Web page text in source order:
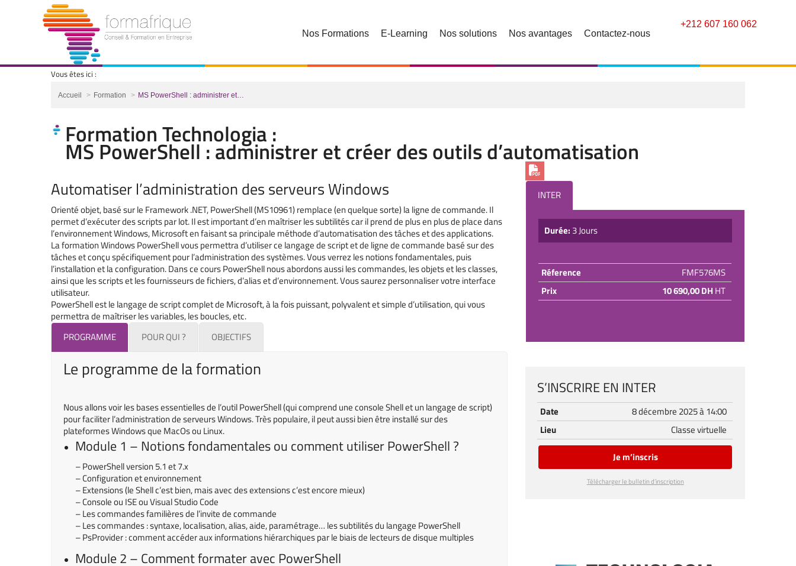
+212 607 160 062
Nos Formations
E-Learning Nos solutions Nos avantages Contactez-nous
Vous êtes ici :
Vous êtes ici :
Accueil Formation MS PowerShell : administrer et…
Formation Technologia :
MS PowerShell : administrer et créer des outils d’automatisation
Automatiser l’administration des serveurs Windows
Orienté objet, basé sur le Framework .NET, PowerShell (MS10961) remplace (en quelque sorte) la ligne de commande. Il
permet d’exécuter des scripts par lot. Il est important d’en maîtriser les subtilités car il prend de plus en plus de place dans
l’environnement Windows, Microsoft en faisant sa principale méthode d’automatisation des tâches et des applications.
La formation Windows PowerShell vous permettra d’utiliser ce langage de script et de ligne de commande basé sur des
tâches et conçu spécifiquement pour l’administration des systèmes. Vous verrez les notions fondamentales, puis
l’installation et la configuration. Dans ce cours PowerShell nous abordons aussi les commandes, les objets et les classes,
ainsi que les scripts et les fournisseurs de fichiers, d’alias et d’environnement. Vous saurez personnaliser votre interface
utilisateur.
PowerShell est le langage de script complet de Microsoft, à la fois puissant, polyvalent et simple d’utilisation, qui vous
permettra de maîtriser les variables, les boucles, etc.
PROGRAMME
POUR QUI ? OBJECTIFS
Le programme de la formation
Nous allons voir les bases essentielles de l’outil PowerShell (qui comprend une console Shell et un langage de script)
pour faciliter l’administration de serveurs Windows. Très populaire, il peut aussi bien être installé sur des
plateformes Windows que MacOs ou Linux.
Module 1 – Notions fondamentales ou comment utiliser PowerShell ?
– PowerShell version 5.1 et 7.x
– Configuration et environnement
– Extensions (le Shell c’est bien, mais avec des extensions c’est encore mieux)
– Console ou ISE ou Visual Studio Code
– Les commandes familières de l’invite de commande
– Les commandes : syntaxe, localisation, alias, aide, paramétrage… les subtilités du langage PowerShell
– PsProvider : comment accéder aux informations hiérarchiques par le biais de lecteurs de disque multiples
Module 2 – Comment formater avec PowerShell
INTER
Durée: 3 Jours
Réference
FMF576MS
Prix
10 690,00 DH HT
S’INSCRIRE EN INTER
Date
8 décembre 2025 à 14:00
Lieu
Classe virtuelle
Je m’inscris
Télécharger le bulletin d’inscription